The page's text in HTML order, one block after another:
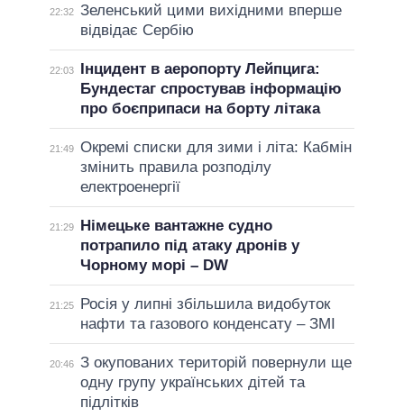
22:32 Зеленський цими вихідними вперше
відвідає Сербію
22:03
Інцидент в аеропорту Лейпцига:
Бундестаг спростував інформацію
про боєприпаси на борту літака
21:49 Окремі списки для зими і літа: Кабмін
змінить правила розподілу
електроенергії
21:29
Німецьке вантажне судно
потрапило під атаку дронів у
Чорному морі – DW
21:25
Росія у липні збільшила видобуток
нафти та газового конденсату – ЗМІ
20:46 З окупованих територій повернули ще
одну групу українських дітей та
підлітків